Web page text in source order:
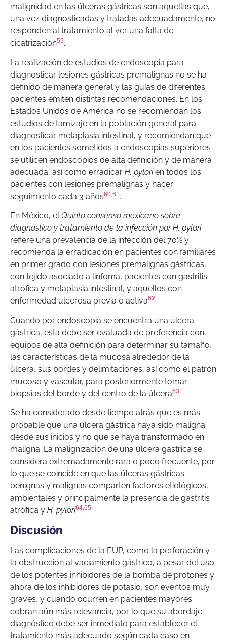
malignidad en las úlceras gástricas son aquellas que,
una vez diagnosticadas y tratadas adecuadamente, no
responden al tratamiento al ver una falta de
cicatrización59.
La realización de estudios de endoscopia para
diagnosticar lesiones gástricas premalignas no se ha
definido de manera general y las guías de diferentes
pacientes emiten distintas recomendaciones. En los
Estados Unidos de América no se recomiendan los
estudios de tamizaje en la población general para
diagnosticar metaplasia intestinal, y recomiendan que
en los pacientes sometidos a endoscopias superiores
se utilicen endoscopios de alta definición y de manera
adecuada, así como erradicar H. pylorien todos los
pacientes con lesiones premalignas y hacer
seguimiento cada 3 años60,61.
En México, elQuinto consenso mexicano sobre
diagnóstico y tratamiento de la infección por H. pylori
refiere una prevalencia de la infección del 70% y
recomienda la erradicación en pacientes con familiares
en primer grado con lesiones premalignas gástricas,
con tejido asociado a linfoma, pacientes con gastritis
atrófica y metaplasia intestinal, y aquellos con
enfermedad ulcerosa previa o activa62.
Cuando por endoscopia se encuentra una úlcera
gástrica, esta debe ser evaluada de preferencia con
equipos de alta definición para determinar su tamaño,
las características de la mucosa alrededor de la
úlcera, sus bordes y delimitaciones, así como el patrón
mucoso y vascular, para posteriormente tomar
biopsias del borde y del centro de la úlcera63.
Se ha considerado desde tiempo atrás que es más
probable que una úlcera gástrica haya sido maligna
desde sus inicios y no que se haya transformado en
maligna. La malignización de una úlcera gástrica se
considera extremadamente rara o poco frecuente, por
lo que se coincide en que las úlceras gástricas
benignas y malignas comparten factores etiológicos,
ambientales y principalmente la presencia de gastritis
atrófica y H. pylori64,65.
Discusión
Las complicaciones de la EUP, como la perforación y
la obstrucción al vaciamiento gástrico, a pesar del uso
de los potentes inhibidores de la bomba de protones y
ahora de los inhibidores de potasio, son eventos muy
graves, y cuando ocurren en pacientes mayores
cobran aún más relevancia, por lo que su abordaje
diagnóstico debe ser inmediato para establecer el
tratamiento más adecuado según cada caso en